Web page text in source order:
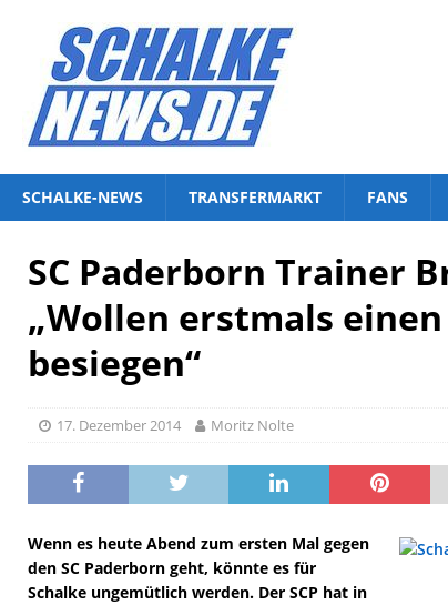
SCHALKE-NEWS TRANSFERMARKT FANS
SC Paderborn Trainer
„Wollen erstmals
besiegen“
17. Dezember 2014 Moritz Nolte
Wenn es heute Abend zum ersten Mal gegen
den SC Paderborn geht, könnte es für
Schalke ungemütlich werden. Der SCP hat in